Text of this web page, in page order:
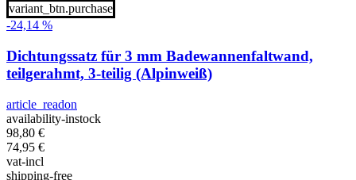
variant_btn.purchase
-24,14 %
Dichtungssatz für 3 mm Badewannenfaltwand,
teilgerahmt, 3-teilig (Alpinweiß)
article_readon
availability-instock
98,80 €
74,95 €
vat-incl
shipping-free